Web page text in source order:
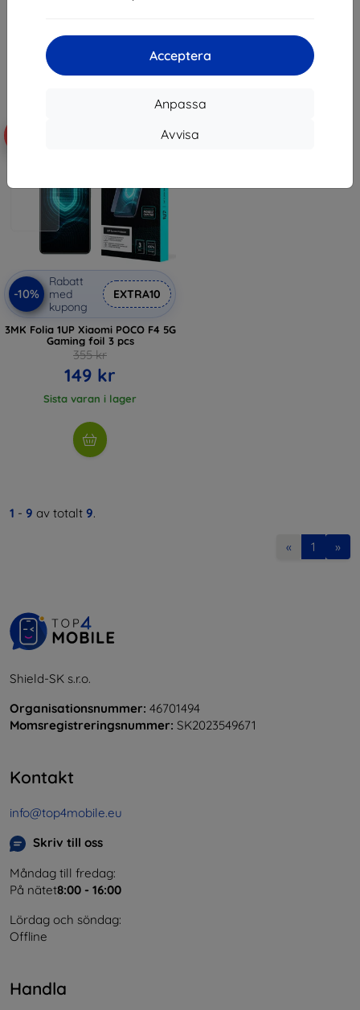
Acceptera
Anpassa
Avvisa
I lager > 5 st
-10%
Rabatt
med
kupong
EXTRA10
3MK Folia 1UP Xiaomi POCO F4 5G
Gaming foil 3 pcs
355 kr
149 kr
Sista varan i lager
1 - 9 av totalt 9.
« 1 »
Shield-SK s.r.o.
Organisationsnummer: 46701494
Momsregistreringsnummer: SK2023549671
Kontakt
info@top4mobile.eu
Skriv till oss
Måndag till fredag:
På nätet8:00 - 16:00
Lördag och söndag:
Offline
Handla